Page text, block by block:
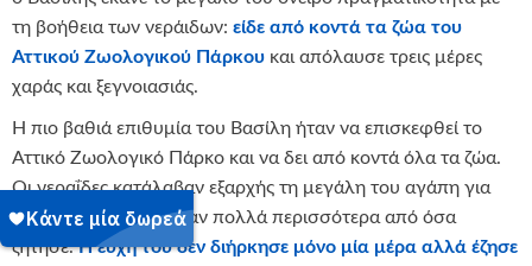
τη βοήθεια των νεράιδων: είδε από κοντά τα ζώα του
Αττικού Ζωολογικού Πάρκου και απόλαυσε τρεις μέρες
χαράς και ξεγνοιασιάς.
Η πιο βαθιά επιθυμία του Βασίλη ήταν να επισκεφθεί το
Αττικό Ζωολογικό Πάρκο και να δει από κοντά όλα τα ζώα.
Οι νεραΐδες κατάλαβαν εξαρχής τη μεγάλη του αγάπη για
αυτά και του ετοίμασαν πολλά περισσότερα από όσα
ζήτησε.Η ευχή του δεν διήρκησε μόνο μία μέρα αλλά έζησε